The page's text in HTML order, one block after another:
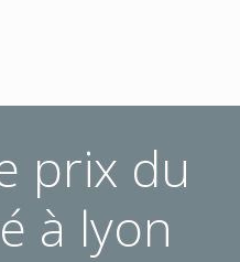
prix du
à lyon